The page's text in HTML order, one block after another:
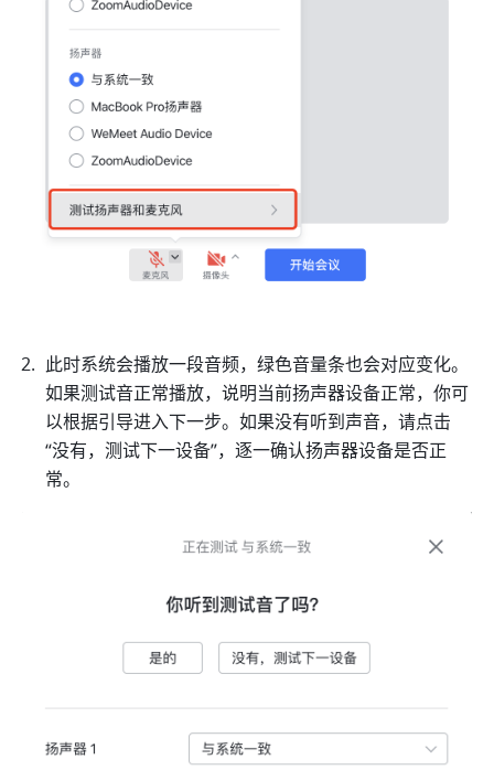
此时系统会播放一段音频，绿色音量条也会对应变化。
如果测试音正常播放，说明当前扬声器设备正常，你可
以根据引导进入下一步。如果没有听到声音，请点击
“没有，测试下一设备”，逐一确认扬声器设备是否正
常。